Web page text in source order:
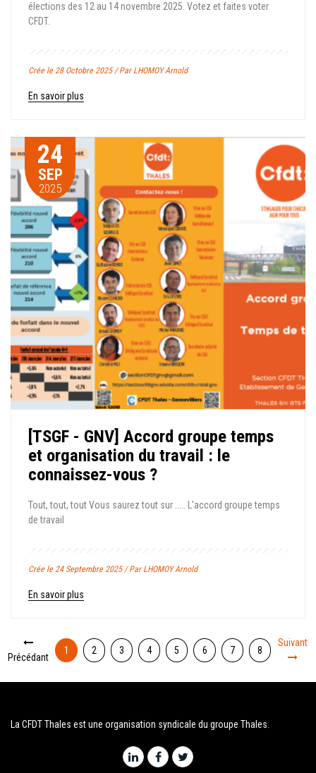
élections des 12 au 14 novembre 2025. Votez et faites voter
CFDT.
Crée le 28 Octobre 2025 / Par LHOMOY Arnold
En savoir plus
24
SEP
2025
[TSGF - GNV] Accord groupe temps
et organisation du travail : le
connaissez-vous ?
Tout, tout, tout Vous saurez tout sur ..... L'accord groupe temps
de travail
Crée le 24 Septembre 2025 / Par LHOMOY Arnold
En savoir plus
Précédant
1 2 3 4 5 6 7 8
Suivant
La CFDT Thales est une organisation syndicale du groupe Thales.